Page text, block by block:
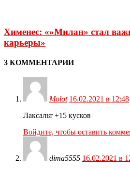
Хименес: «»Милан» стал
карьеры»
3 КОММЕНТАРИИ
Molot 16.02.2021 в 12:48
Лаксальт +15 кусков
Войдите, чтобы оставить
dima5555 16.02.2021 в